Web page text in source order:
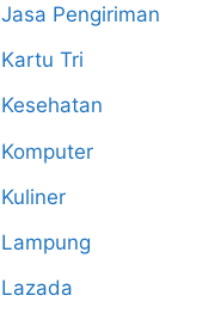
Jasa Pengiriman
Kartu Tri
Kesehatan
Komputer
Kuliner
Lampung
Lazada